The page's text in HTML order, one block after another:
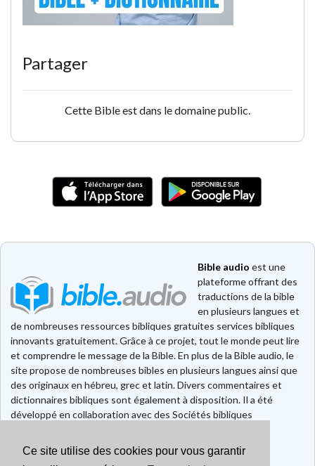
Ce site utilise des cookies pour vous garantir
Partager
Cette Bible est dans le domaine public.
Bible audio est une
plateforme offrant des
traductions de la bible
en plusieurs langues et
de nombreuses ressources bibliques gratuites services bibliques
innovants gratuitement. Grâce à ce projet, tout le monde peut lire
et comprendre le message de la Bible. En plus de la Bible audio, le
site propose de nombreuses bibles en plusieurs langues ainsi que
des originaux en hébreu, grec et latin. Divers commentaires et
dictionnaires bibliques sont également à disposition. Il a été
développé en collaboration avec des Sociétés bibliques
Faire un don